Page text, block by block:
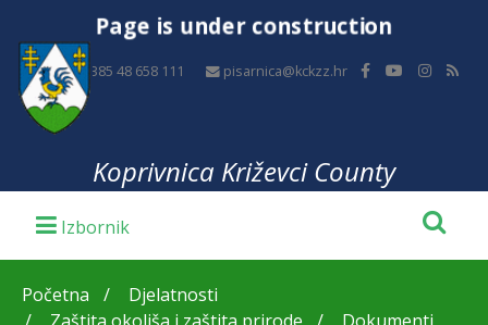
Page is under construction
+385 48 658 111 pisarnica@kckzz.hr
Koprivnica Križevci County
Početna
Djelatnosti